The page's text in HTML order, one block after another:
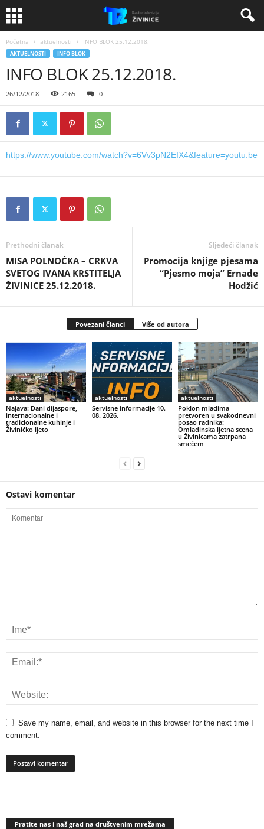
Početna aktuelnosti INFO BLOK 25.12.2018.
AKTUELNOSTI INFO BLOK
INFO BLOK 25.12.2018.
26/12/2018 2165 0
https://www.youtube.com/watch?v=6Vv3pN2EIX4&feature=youtu.be
Prethodni članak
MISA POLNOĆKA – CRKVA
SVETOG IVANA KRSTITELJA
ŽIVINICE 25.12.2018.
Sljedeći članak
Promocija knjige pjesama
“Pjesmo moja” Ernade
Hodžić
Povezani članci Više od autora
aktuelnosti
Najava: Dani dijaspore,
internacionalne i
tradicionalne kuhinje i
Živiničko ljeto
aktuelnosti
Servisne informacije 10.
08. 2026.
aktuelnosti
Poklon mladima
pretvoren u svakodnevni
posao radnika:
Omladinska ljetna scena
u Živinicama zatrpana
smećem
Ostavi komentar
Save my name, email, and website in this browser for the next time I
comment.
Pratite nas i naš grad na društvenim mrežama